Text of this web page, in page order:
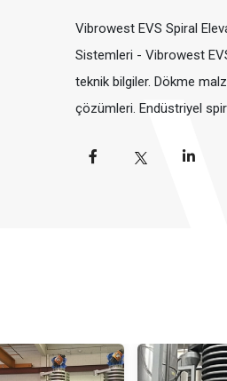
Vibrowest EVS Spiral
Sistemleri - Vibrowest
teknik bilgiler. Dökme
çözümleri. Endüstriyel